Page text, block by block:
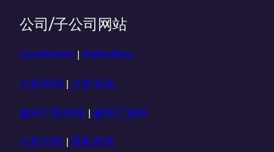
公司/子公司网站
GoodWafer WaferMax
火影科技 火影金晶
鑫科汇欧美站 | 鑫科汇海外
火影互联 隐私政策